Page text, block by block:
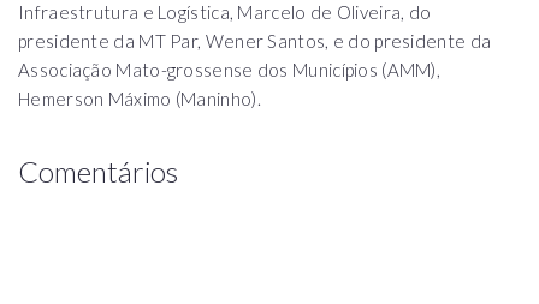
Infraestrutura e Logística, Marcelo de Oliveira, do
presidente da MT Par, Wener Santos, e do presidente da
Associação Mato-grossense dos Municípios (AMM),
Hemerson Máximo (Maninho).
Comentários